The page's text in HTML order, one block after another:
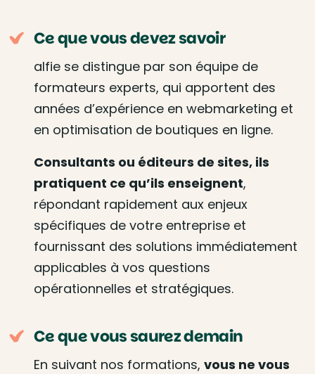
Ce que vous devez savoir
alfie se distingue par son équipe de
formateurs experts, qui apportent des
années d’expérience en webmarketing et
en optimisation de boutiques en ligne.
Consultants ou éditeurs de sites, ils
pratiquent ce qu’ils enseignent,
répondant rapidement aux enjeux
spécifiques de votre entreprise et
fournissant des solutions immédiatement
applicables à vos questions
opérationnelles et stratégiques.
Ce que vous saurez demain
En suivant nos formations, vous ne vous